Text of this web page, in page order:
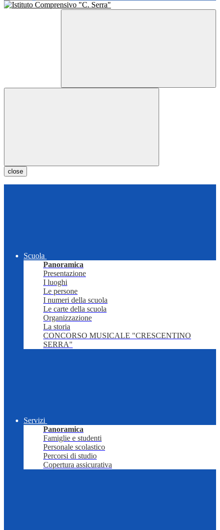
close
Scuola
Panoramica
Presentazione
I luoghi
Le persone
I numeri della scuola
Le carte della scuola
Organizzazione
La storia
CONCORSO MUSICALE "CRESCENTINO
SERRA"
Servizi
Panoramica
Famiglie e studenti
Personale scolastico
Percorsi di studio
Copertura assicurativa